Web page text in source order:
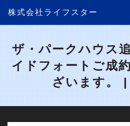
株式会社ライフスター
ザ・パークハウス
イドフォートご成
ざいます。